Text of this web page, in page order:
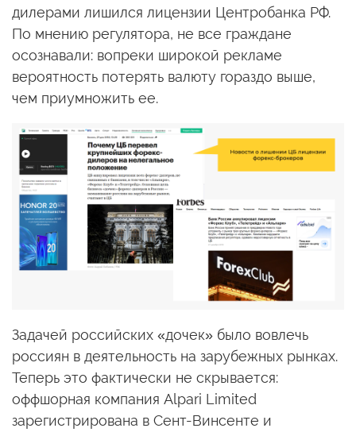
дилерами лишился лицензии Центробанка РФ.
По мнению регулятора, не все граждане
осознавали: вопреки широкой рекламе
вероятность потерять валюту гораздо выше,
чем приумножить ее.
Задачей российских «дочек» было вовлечь
россиян в деятельность на зарубежных рынках.
Теперь это фактически не скрывается:
оффшорная компания Alpari Limited
зарегистрирована в Сент-Винсенте и